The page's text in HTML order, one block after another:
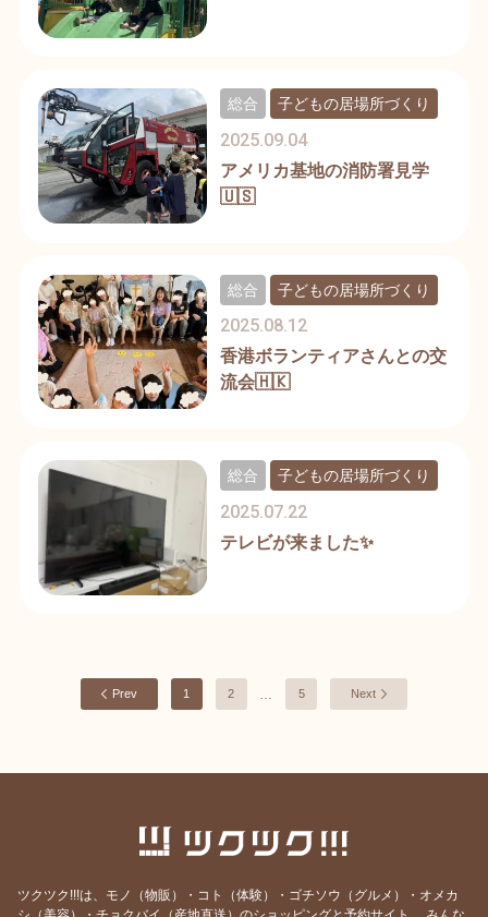
アメリカ基地の消防署見学
🇺🇸
2025.09.04
総合 子どもの居場所づくり
香港ボランティアさんとの交
流会🇭🇰
2025.08.12
総合 子どもの居場所づくり
テレビが来ました✨
2025.07.22
総合 子どもの居場所づくり
Prev 1 2 5 Next
ツクツク!!!は、モノ（物販）・コト（体験）・ゴチソウ（グルメ）・オメカ